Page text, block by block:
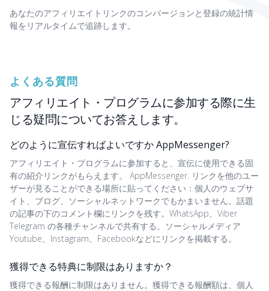
あなたのアフィリエイトリンクのコンバージョンと登録の統計情
報をリアルタイムで追跡します。
よくある質問
アフィリエイト・プログラムに参加する際に生
じる疑問についてお答えします。
どのように宣伝すればよいですか AppMessenger?
アフィリエイト・プログラムに参加すると、宣伝に使用できる固
有の紹介リンクがもらえます。 AppMessenger. リンクを他のユー
ザーが見ることができる場所に貼ってください：個人のウェブサ
イト、ブログ、ソーシャルネットワークでもかまいません。話題
の記事の下のコメント欄にリンクを残す。WhatsApp、Viber
Telegram の各種チャンネルで共有する。ソーシャルメディア
Youtube、Instagram、Facebookなどにリンクを掲載する。
獲得できる特典に制限はありますか？
獲得できる報酬に制限はありません。獲得できる報酬額は、個人